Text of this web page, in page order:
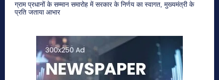
ग्राम प्रधानों के सम्मान समारोह में सरकार के निर्णय का स्वागत, मुख्यमंत्री के
प्रति जताया आभार